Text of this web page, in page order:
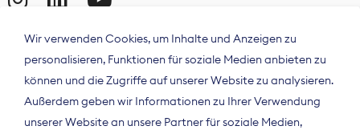
Wir verwenden Cookies, um Inhalte und Anzeigen zu
personalisieren, Funktionen für soziale Medien anbieten zu
können und die Zugriffe auf unserer Website zu analysieren.
Außerdem geben wir Informationen zu Ihrer Verwendung
unserer Website an unsere Partner für soziale Medien,